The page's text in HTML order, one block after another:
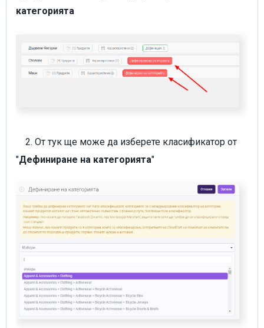
категорията
2. От тук ще може да изберете класификатор от
"Дефиниране на категорията"